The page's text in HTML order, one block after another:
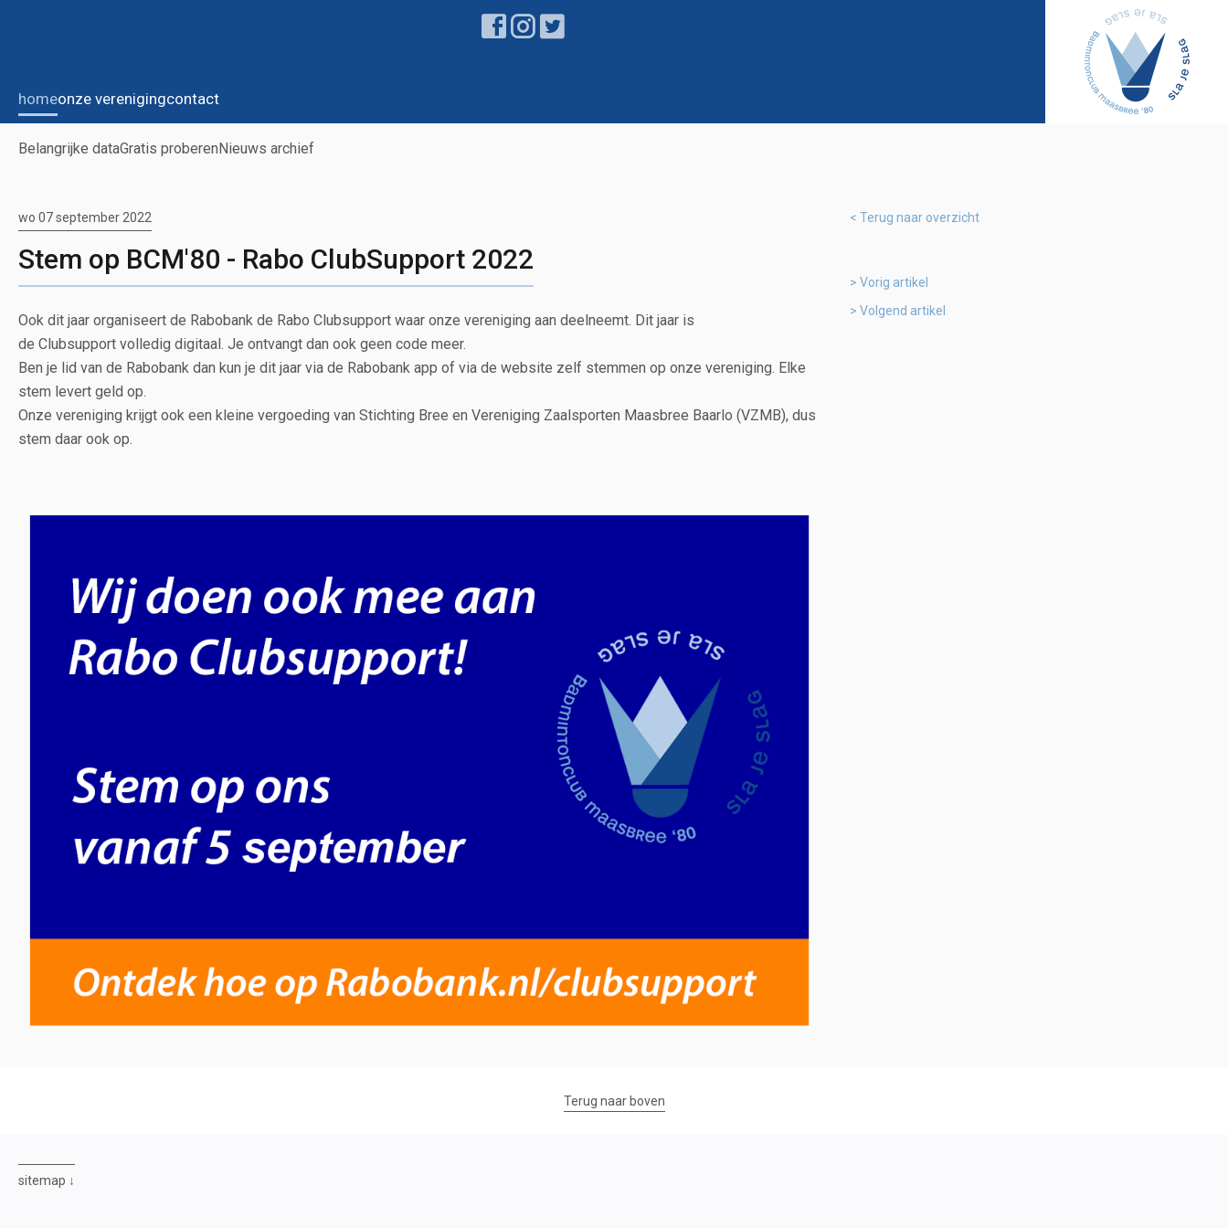
homeonze verenigingcontact
Belangrijke dataGratis proberenNieuws archief
wo 07 september 2022
Stem op BCM'80 - Rabo ClubSupport 2022
Ook dit jaar organiseert de Rabobank de Rabo Clubsupport waar onze vereniging aan deelneemt. Dit jaar is
de Clubsupport volledig digitaal. Je ontvangt dan ook geen code meer.
Ben je lid van de Rabobank dan kun je dit jaar via de Rabobank app of via de website zelf stemmen op onze vereniging. Elke
stem levert geld op.
Onze vereniging krijgt ook een kleine vergoeding van Stichting Bree en Vereniging Zaalsporten Maasbree Baarlo (VZMB), dus
stem daar ook op.
Terug naar overzicht
Vorig artikel
Volgend artikel
Terug naar boven
sitemap